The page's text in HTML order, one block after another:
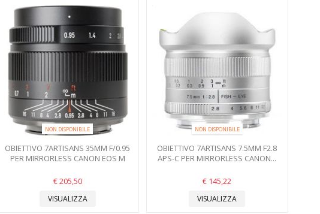
NON DISPONIBILE
OBIETTIVO 7ARTISANS 35MM F/0.95
PER MIRRORLESS CANON EOS M
€ 205,50
VISUALIZZA
NON DISPONIBILE
OBIETTIVO 7ARTISANS 7.5MM F2.8
APS-C PER MIRRORLESS CANON...
€ 145,22
VISUALIZZA